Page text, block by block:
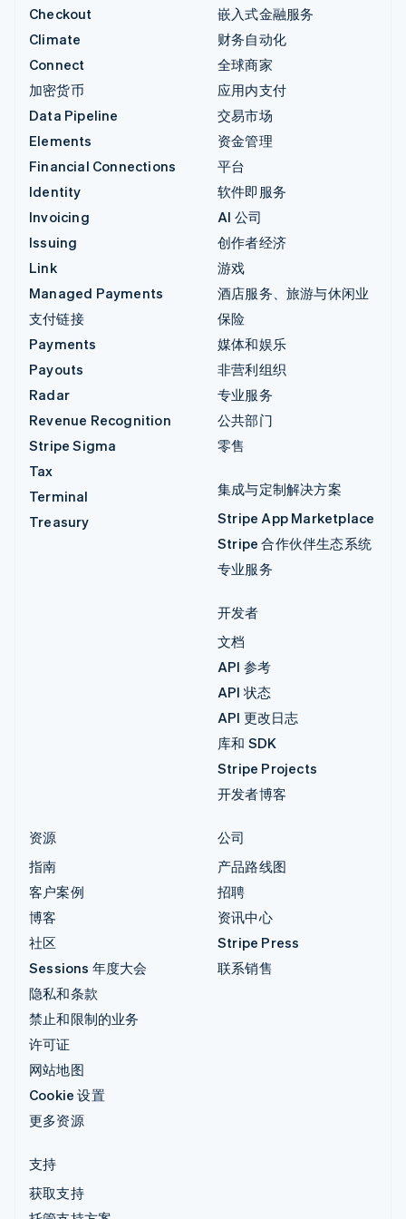
Checkout
Climate
Connect
加密货币
Data Pipeline
Elements
Financial Connections
Identity
Invoicing
Issuing
Link
Managed Payments
支付链接
Payments
Payouts
Radar
Revenue Recognition
Stripe Sigma
Tax
Terminal
Treasury
嵌入式金融服务
财务自动化
全球商家
应用内支付
交易市场
资金管理
平台
软件即服务
AI 公司
创作者经济
游戏
酒店服务、旅游与休闲业
保险
媒体和娱乐
非营利组织
专业服务
公共部门
零售
集成与定制解决方案
Stripe App Marketplace
Stripe 合作伙伴生态系统
专业服务
开发者
文档
API 参考
API 状态
API 更改日志
库和 SDK
Stripe Projects
开发者博客
资源
指南
客户案例
博客
社区
Sessions 年度大会
隐私和条款
禁止和限制的业务
许可证
网站地图
Cookie 设置
更多资源
公司
产品路线图
招聘
资讯中心
Stripe Press
联系销售
支持
获取支持